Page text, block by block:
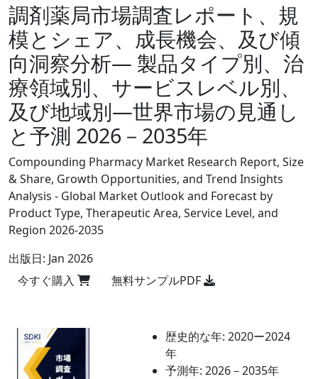
調剤薬局市場調査レポート、規
模とシェア、成長機会、及び傾
向洞察分析― 製品タイプ別、治
療領域別、サービスレベル別、
及び地域別―世界市場の見通し
と予測 2026－2035年
Compounding Pharmacy Market Research Report, Size
& Share, Growth Opportunities, and Trend Insights
Analysis - Global Market Outlook and Forecast by
Product Type, Therapeutic Area, Service Level, and
Region 2026-2035
出版日: Jan 2026
今すぐ購入
無料サンプルPDF
歴史的な年: 2020ー2024
年
予測年: 2026－2035年